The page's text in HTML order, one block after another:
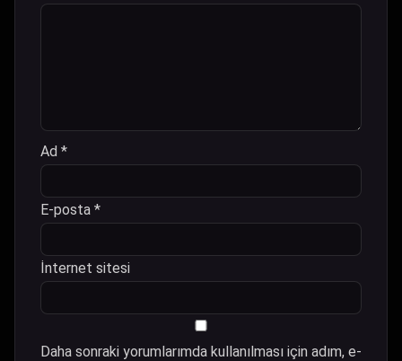
Ad *
E-posta *
İnternet sitesi
Daha sonraki yorumlarımda kullanılması için adım, e-